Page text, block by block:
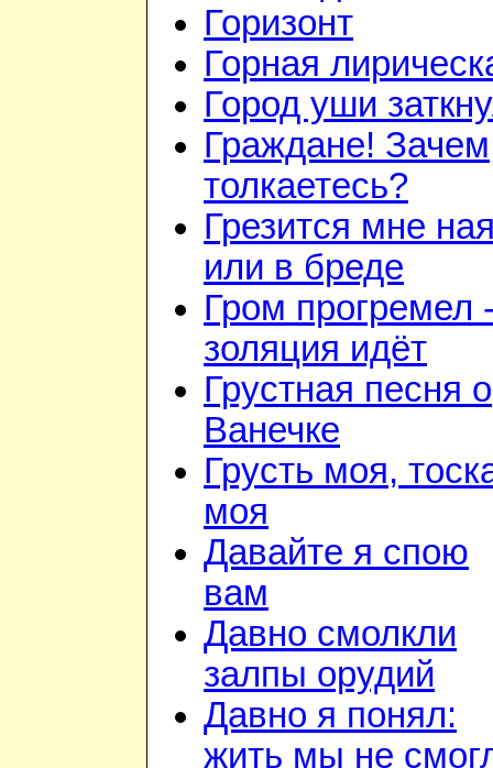
Горизонт
Горная
Город уши
Граждане! Зачем
толкаетесь?
Грезится мне
или в бреде
Гром прогремел
золяция идёт
Грустная песня о
Ванечке
Грусть моя,
моя
Давайте я спою
вам
Давно смолкли
залпы орудий
Давно я понял:
жить мы не